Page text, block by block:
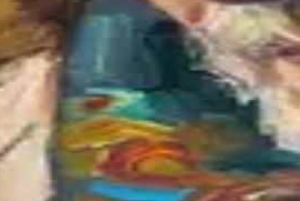
Boydroid B.V.